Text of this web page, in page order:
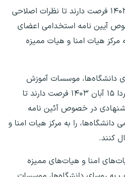
دانشگاه ها تا فردا ۱۵ آبان ۱۴۰۳ فرصت دارند تا نظرات اصلاحی
آیین نامه استخدامی اعضای
مرکز هیات امنا و هیات ممیزه
دانشگاه‌ها، موسسات آموزش
عالی، پژوهشی و فناوری تا فردا ۱۵ آبان ۱۴۰۳ فرصت دارند تا
در خصوص آئین نامه
را به مرکز هیات امنا و
کنند.
امنا و هیات‌های ممیزه